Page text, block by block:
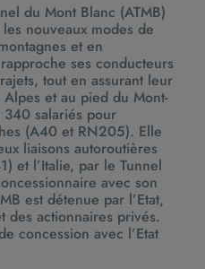
du Mont Blanc (ATMB)
nouveaux modes de
et en
ses conducteurs
tout en assurant leur
et au pied du Mont-
340 salariés pour
(A40 et RN205). Elle
liaisons autoroutières
et l’Italie, par le Tunnel
avec son
est détenue par l’Etat,
des actionnaires privés.
concession avec l’Etat